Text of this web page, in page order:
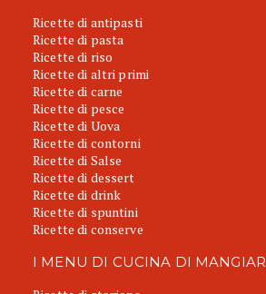
Ricette di antipasti
Ricette di pasta
Ricette di riso
Ricette di altri primi
Ricette di carne
Ricette di pesce
Ricette di Uova
Ricette di contorni
Ricette di Salse
Ricette di dessert
Ricette di drink
Ricette di spuntini
Ricette di conserve
I MENU DI CUCINA DI